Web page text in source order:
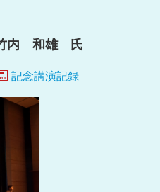
内 和雄 氏
記念講演記録